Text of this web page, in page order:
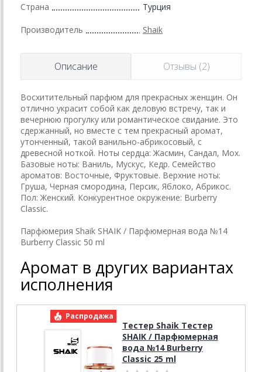
Страна Турция
Производитель Shaik
Описание Отзывы (2)
Восхитительный парфюм для прекрасных женщин. Он
отлично украсит собой как деловую встречу, так и
вечернюю прогулку или романтическое свидание. Это
сдержанный, но вместе с тем прекрасный аромат,
утонченный, такой ванильно-абрикосовый, с
древесной ноткой. Ноты сердца: Жасмин, Сандал, Мох.
Базовые ноты: Ваниль, Мускус, Кедр. Семейство
ароматов: Восточные, Фруктовые. Верхние ноты:
Груша, Черная смородина, Персик, Яблоко, Абрикос.
Пол: Женский. Конкурентное окружение: Burberry
Classic.
Парфюмерия Shaik SHAIK / Парфюмерная вода №14
Burberry Classic 50 ml
Аромат в других вариантах
исполнения
Распродажа
Тестер Shaik Тестер
SHAIK / Парфюмерная
вода №14 Burberry
Classic 25 ml